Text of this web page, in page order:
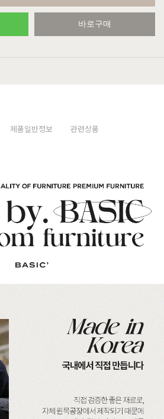
바로구매
제품일반정보 관련상품